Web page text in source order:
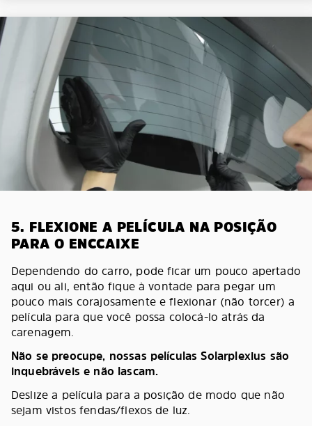
5. FLEXIONE A PELÍCULA NA POSIÇÃO
PARA O ENCCAIXE
Dependendo do carro, pode ficar um pouco apertado
aqui ou ali, então fique à vontade para pegar um
pouco mais corajosamente e flexionar (não torcer) a
película para que você possa colocá-lo atrás da
carenagem.
Não se preocupe, nossas películas Solarplexius são
inquebráveis e não lascam.
Deslize a película para a posição de modo que não
sejam vistos fendas/flexos de luz.